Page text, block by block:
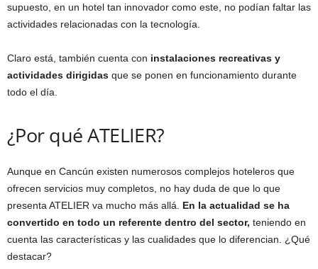
supuesto, en un hotel tan innovador como este, no podían faltar las
actividades relacionadas con la tecnología.
Claro está, también cuenta con instalaciones recreativas y
actividades dirigidas que se ponen en funcionamiento durante
todo el día.
¿Por qué ATELIER?
Aunque en Cancún existen numerosos complejos hoteleros que
ofrecen servicios muy completos, no hay duda de que lo que
presenta ATELIER va mucho más allá. En la actualidad se ha
convertido en todo un referente dentro del sector, teniendo en
cuenta las características y las cualidades que lo diferencian. ¿Qué
destacar?